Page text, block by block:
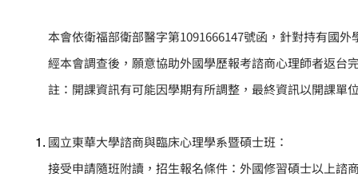
本會依衛福部衛部醫字第1091666147號函，針對持有國
經本會調查後，願意協助外國學歷報考諮商心理師者返台
註：開課資訊有可能因學期有所調整，最終資訊以開課單
國立東華大學諮商與臨床心理學系暨碩士班：
接受申請隨班附讀，招生報名條件：外國修習碩士以上諮